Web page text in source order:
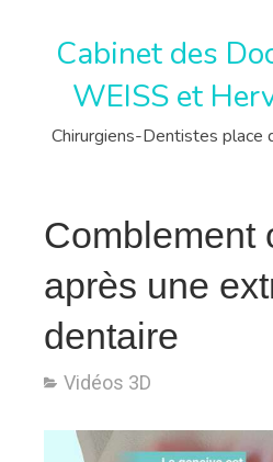
Cabinet des
WEISS et
Chirurgiens-Dentistes place
Comblement
après une
dentaire
Vidéos 3D